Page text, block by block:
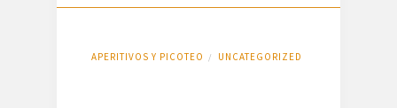
APERITIVOS Y PICOTEO / UNCATEGORIZED